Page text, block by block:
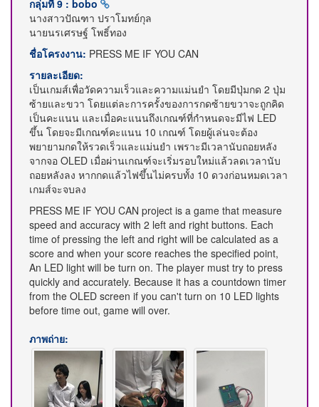
กลุ่มที่ 9 : bobo
นางสาวปัณฑา ปราโมทย์กุล
นายนรเศรษฐ์ โพธิ์ทอง
ชื่อโครงงาน: PRESS ME IF YOU CAN
รายละเอียด:
เป็นเกมส์เพื่อวัดความเร็วและความแม่นยำ โดยมีปุ่มกด 2 ปุ่ม
ซ้ายและขวา โดยแต่ละการครั้งของการกดซ้ายขวาจะถูกคิด
เป็นคะแนน และเมื่อคะแนนถึงเกณฑ์ที่กำหนดจะมีไฟ LED
ขึ้น โดยจะมีเกณฑ์คะแนน 10 เกณฑ์ โดยผู้เล่นจะต้อง
พยายามกดให้รวดเร็วและแม่นยำ เพราะมีเวลานับถอยหลัง
จากจอ OLED เมื่อผ่านเกณฑ์จะเริ่มรอบใหม่แล้วลดเวลานับ
ถอยหลังลง หากกดแล้วไฟขึ้นไม่ครบทั้ง 10 ดวงก่อนหมดเวลา
เกมส์จะจบลง
PRESS ME IF YOU CAN project is a game that measure
speed and accuracy with 2 left and right buttons. Each
time of pressing the left and right will be calculated as a
score and when your score reaches the specified point,
An LED light will be turn on. The player must try to press
quickly and accurately. Because it has a countdown timer
from the OLED screen if you can't turn on 10 LED lights
before time out, game will over.
ภาพถ่าย: